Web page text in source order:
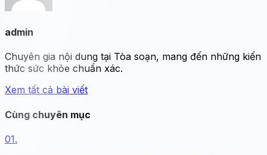
admin
Chuyên gia nội dung tại Tòa soạn, mang đến những kiến
thức sức khỏe chuẩn xác.
Xem tất cả bài viết
Cùng chuyên mục
01.